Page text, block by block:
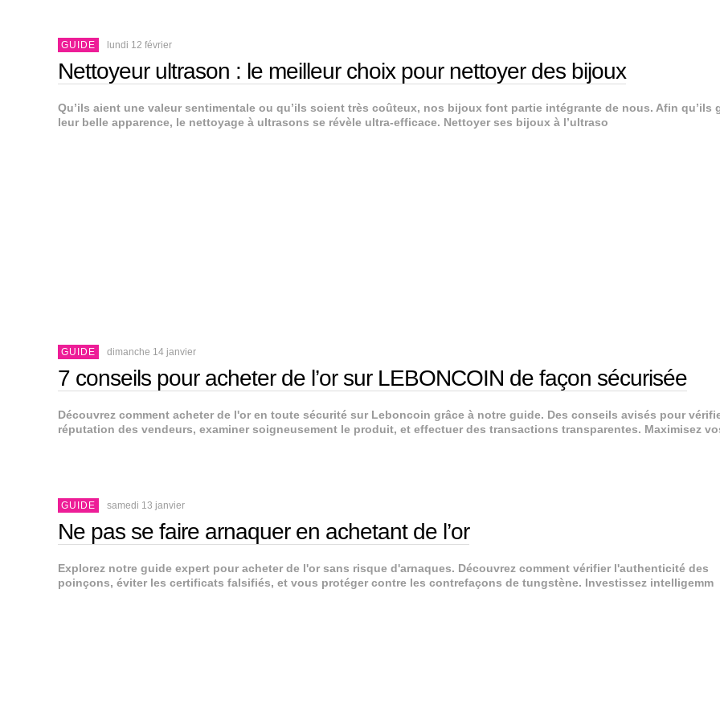
GUIDE lundi 12 février
Nettoyeur ultrason : le meilleur choix pour nettoyer des bijoux
Qu’ils aient une valeur sentimentale ou qu’ils soient très coûteux, nos bijoux font partie intégrante de nous. Afin qu’ils
leur belle apparence, le nettoyage à ultrasons se révèle ultra-efficace. Nettoyer ses bijoux à l’ultraso
GUIDE dimanche 14 janvier
7 conseils pour acheter de l’or sur LEBONCOIN de façon sécurisée
Découvrez comment acheter de l'or en toute sécurité sur Leboncoin grâce à notre guide. Des conseils avisés pour
réputation des vendeurs, examiner soigneusement le produit, et effectuer des transactions transparentes. Maximisez
GUIDE samedi 13 janvier
Ne pas se faire arnaquer en achetant de l’or
Explorez notre guide expert pour acheter de l'or sans risque d'arnaques. Découvrez comment vérifier l'authenticité des
poinçons, éviter les certificats falsifiés, et vous protéger contre les contrefaçons de tungstène. Investissez intelligemm